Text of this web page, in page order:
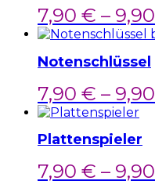
7,90 € – 9,90
Notenschlüssel
7,90 € – 9,90
Plattenspieler
7,90 € – 9,90